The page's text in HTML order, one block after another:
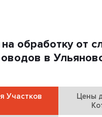
обработку от
оводов в
Участков
Цены